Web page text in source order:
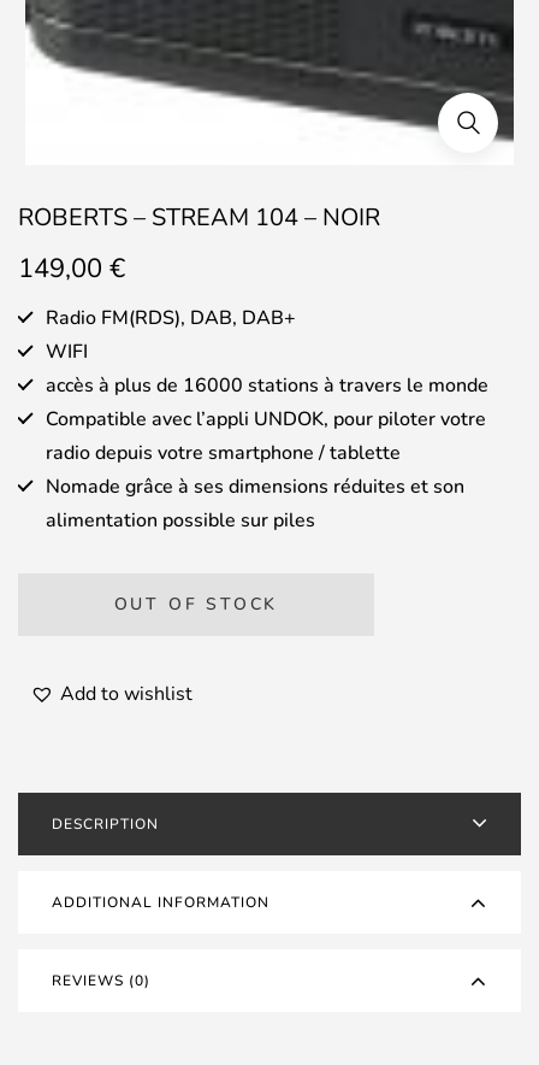
ROBERTS – STREAM 104 – NOIR
149,00 €
Radio FM(RDS), DAB, DAB+
WIFI
accès à plus de 16000 stations à travers le monde
Compatible avec l’appli UNDOK, pour piloter votre
radio depuis votre smartphone / tablette
Nomade grâce à ses dimensions réduites et son
alimentation possible sur piles
OUT OF STOCK
Add to wishlist
DESCRIPTION
ADDITIONAL INFORMATION
REVIEWS (0)